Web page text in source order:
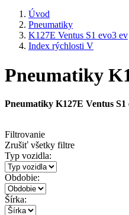
Úvod
Pneumatiky
K127E Ventus S1 evo3 ev
Index rýchlosti V
Pneumatiky
Pneumatiky K127E Ventus S1
Filtrovanie
Zrušiť všetky filtre
Typ vozidla:
Obdobie:
Šírka: